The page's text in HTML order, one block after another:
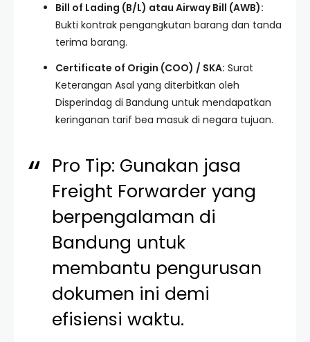
Bill of Lading (B/L) atau Airway Bill (AWB):
Bukti kontrak pengangkutan barang dan tanda
terima barang.
Certificate of Origin (COO) / SKA: Surat
Keterangan Asal yang diterbitkan oleh
Disperindag di Bandung untuk mendapatkan
keringanan tarif bea masuk di negara tujuan.
Pro Tip: Gunakan jasa
Freight Forwarder yang
berpengalaman di
Bandung untuk
membantu pengurusan
dokumen ini demi
efisiensi waktu.